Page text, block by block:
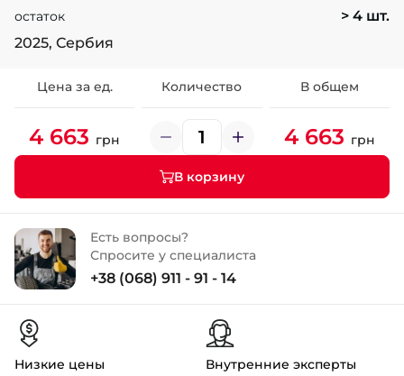
остаток
> 4 шт.
2025, Сербия
Цена за ед. Количество В общем
4 663 грн 4 663 грн
В корзину
Есть вопросы?
Спросите у специалиста
+38 (068) 911 - 91 - 14
Низкие цены Внутренние эксперты